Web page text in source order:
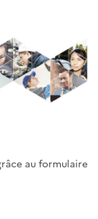
au formulaire